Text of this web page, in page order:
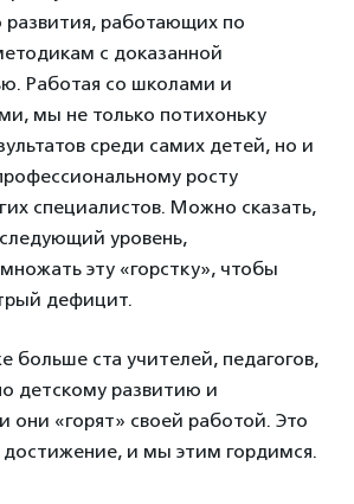
развития, работающих по
с доказанной
Работая со школами и
мы не только потихоньку
среди самих детей, но и
росту
специалистов. Можно сказать,
уровень,
эту «горстку», чтобы
дефицит.
больше ста учителей, педагогов,
детскому развитию и
они «горят» своей работой. Это
достижение, и мы этим гордимся.